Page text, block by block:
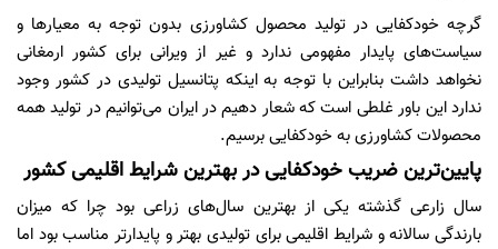
گرچه خودکفایی در تولید محصول کشاورزی بدون توجه به معیارها و
سیاست‌های پایدار مفهومی ندارد و غیر از ویرانی برای کشور ارمغانی
نخواهد داشت بنابراین با توجه به اینکه پتانسیل تولیدی در کشور وجود
ندارد این باور غلطی است که شعار دهیم در ایران می‌توانیم در تولید همه
محصولات کشاورزی به خودکفایی برسیم.
پایین‌ترین ضریب خودکفایی در بهترین شرایط اقلیمی کشور
سال زارعی گذشته یکی از بهترین سال‌های زراعی بود چرا که میزان
بارندگی سالانه و شرایط اقلیمی برای تولیدی بهتر و پایدارتر مناسب بود اما